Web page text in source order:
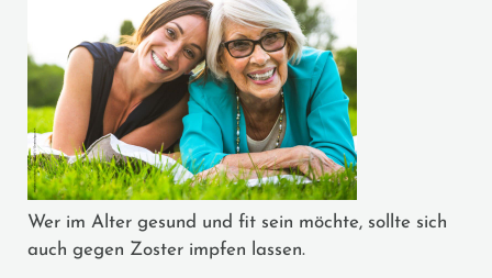
Wer im Alter gesund und fit sein möchte, sollte sich
auch gegen Zoster impfen lassen.